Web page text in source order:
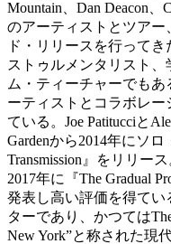
Mountain、Dan Deacon、
のアーティストとツア
ド・リリースを行って
ストゥルメンタリスト
ム・ティーチャーでもあ
ーティストとコラボレ
ている。Joe Patitucciと
Gardenから2014年にソ
Transmission』をリリー
2017年に『The Gradual
発表し高い評価を得てい
ターであり、かつては
New York”と称された現